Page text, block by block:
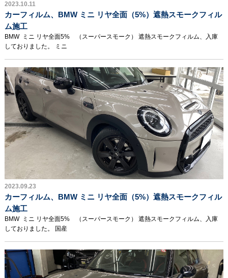
2023.10.11
カーフィルム、BMW ミニ リヤ全面（5%）遮熱スモークフィル
ム施工
BMW ミニ リヤ全面5% （スーパースモーク） 遮熱スモークフィルム、入庫
しておりました。 ミニ
2023.09.23
カーフィルム、BMW ミニ リヤ全面（5%）遮熱スモークフィル
ム施工
BMW ミニ リヤ全面5% （スーパースモーク） 遮熱スモークフィルム、入庫
しておりました。 国産